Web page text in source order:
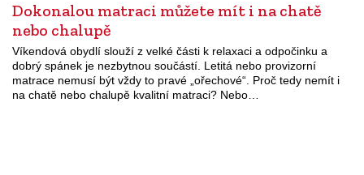
Dokonalou matraci můžete mít i na chatě
nebo chalupě
Víkendová obydlí slouží z velké části k relaxaci a odpočinku a
dobrý spánek je nezbytnou součástí. Letitá nebo provizorní
matrace nemusí být vždy to pravé „ořechové“. Proč tedy nemít i
na chatě nebo chalupě kvalitní matraci? Nebo…